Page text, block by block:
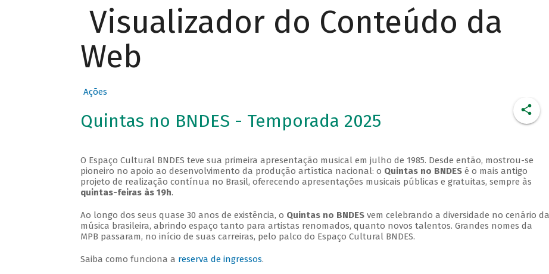
Visualizador do Conteúdo da
Web
Ações
Quintas no BNDES - Temporada 2025
O Espaço Cultural BNDES teve sua primeira apresentação musical em julho de 1985. Desde então, mostrou-se
pioneiro no apoio ao desenvolvimento da produção artística nacional: o Quintas no BNDESé o mais antigo
projeto de realização contínua no Brasil, oferecendo apresentações musicais públicas e gratuitas, sempre às
quintas-feiras às 19h.
Ao longo dos seus quase 30 anos de existência, o Quintas no BNDESvem celebrando a diversidade no cenário da
música brasileira, abrindo espaço tanto para artistas renomados, quanto novos talentos. Grandes nomes da
MPB passaram, no início de suas carreiras, pelo palco do Espaço Cultural BNDES.
Saiba como funciona a reserva de ingressos.